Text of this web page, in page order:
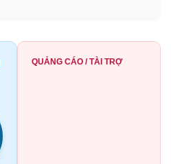
QUẢNG CÁO / TÀI TRỢ